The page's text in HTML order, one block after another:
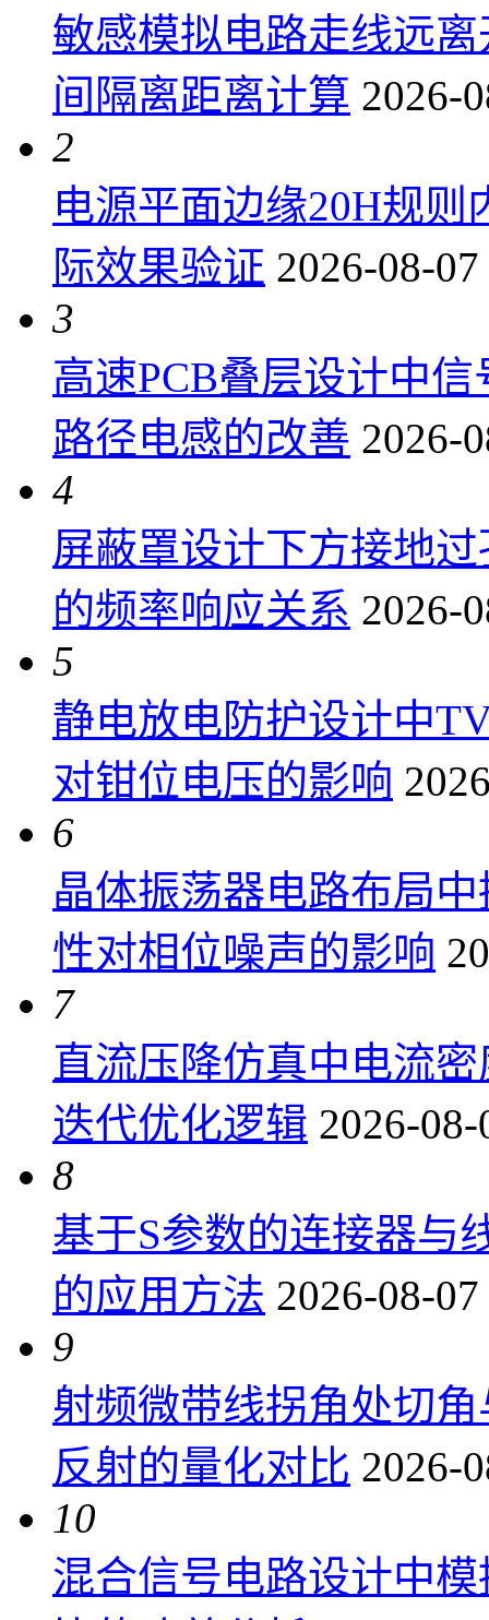
敏感模拟电路走线远
间隔离距离计算 2026-
2
电源平面边缘20H规
际效果验证 2026-08-
3
高速PCB叠层设计中
路径电感的改善 2026-
4
屏蔽罩设计下方接地
的频率响应关系 2026-
5
静电放电防护设计中
对钳位电压的影响
6
晶体振荡器电路布局
性对相位噪声的影响
7
直流压降仿真中电流
迭代优化逻辑 2026-
8
基于S参数的连接器与
的应用方法 2026-08-
9
射频微带线拐角处切
反射的量化对比 2026-
10
混合信号电路设计中